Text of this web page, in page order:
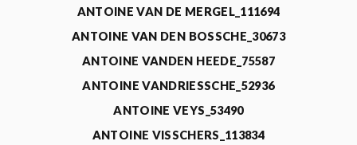
ANTOINE VAN DE MERGEL_111694
ANTOINE VAN DEN BOSSCHE_30673
ANTOINE VANDEN HEEDE_75587
ANTOINE VANDRIESSCHE_52936
ANTOINE VEYS_53490
ANTOINE VISSCHERS_113834